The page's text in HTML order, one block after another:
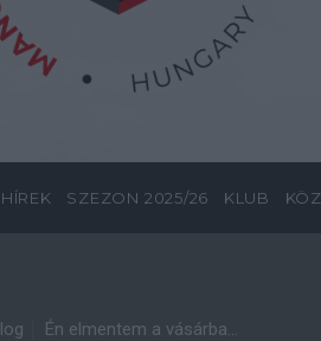
HÍREK SZEZON 2025/26 KLUB
Én elmentem a vásárba...